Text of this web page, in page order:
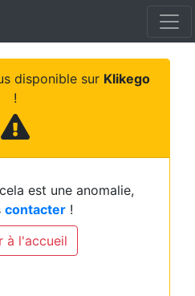
disponible sur Klikego
!
est une anomalie,
contacter !
à l'accueil